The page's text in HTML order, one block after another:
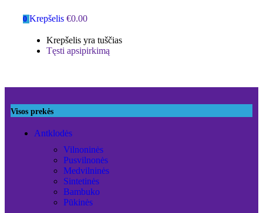
0 Krepšelis €0.00
Krepšelis yra tuščias
Tęsti apsipirkimą
Visos prekės
Antklodės
Vilnoninės
Pusvilnonės
Medvilninės
Sintetinės
Bambuko
Pūkinės